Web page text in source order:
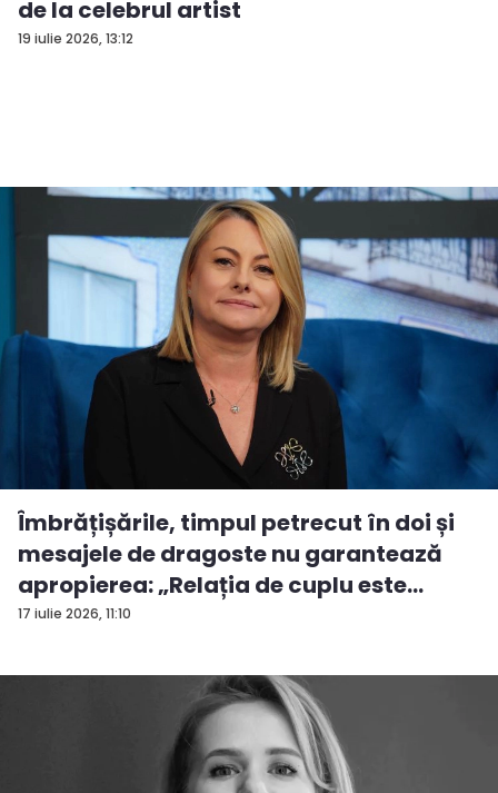
19 iulie 2026, 13:12
de la celebrul artist
17 iulie 2026, 11:10
Îmbrățișările, timpul petrecut în doi și
mesajele de dragoste nu garantează
apropierea: „Relația de cuplu este
desp...